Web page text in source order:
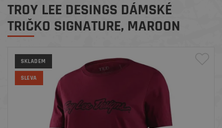
TROY LEE DESINGS DÁMSKÉ
TRIČKO SIGNATURE, MAROON
SKLADEM
SLEVA